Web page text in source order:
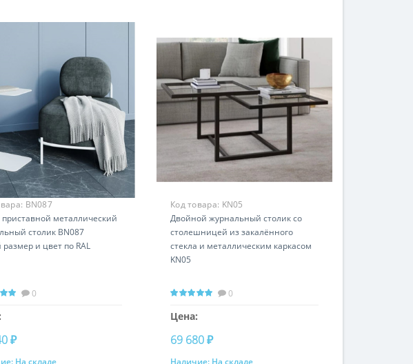
BN087
металлический
столик BN087
и цвет по RAL
0
₽
Код товара: KN05
Двойной журнальный столик со
столешницей из закалённого
стекла и металлическим каркасом
KN05
0
Цена:
69 680 ₽